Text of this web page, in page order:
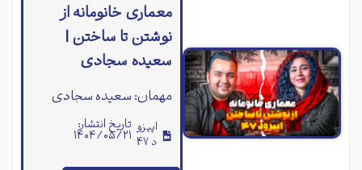
معماری خانومانه از
نوشتن تا ساختن |
سعیده سجادی
مهمان: سعیده سجادی
اپیزو
د 47
تاریخ انتشار:
۱۴۰۴/۰۵/۲۱